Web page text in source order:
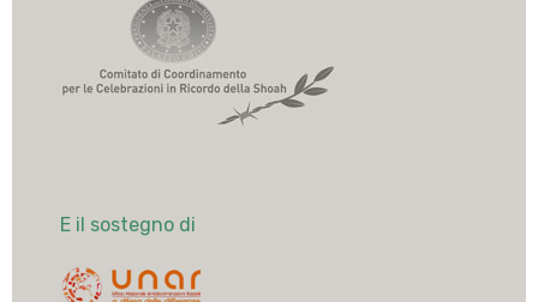
E il sostegno di